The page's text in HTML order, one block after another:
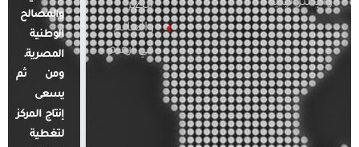
مصر
والعالم
في أرقام
والمصالح
الوطنية
المصرية.
ومن ثم
يسعى
إنتاج المركز
لتغطية